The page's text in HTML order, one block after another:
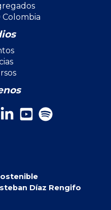
Colombia
Díaz Rengifo